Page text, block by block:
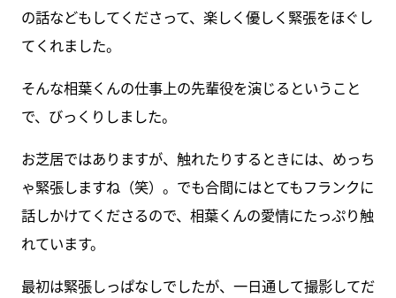
の話などもしてくださって、楽しく優しく緊張をほぐし
てくれました。
そんな相葉くんの仕事上の先輩役を演じるということ
で、びっくりしました。
お芝居ではありますが、触れたりするときには、めっち
ゃ緊張しますね（笑）。でも合間にはとてもフランクに
話しかけてくださるので、相葉くんの愛情にたっぷり触
れています。
最初は緊張しっぱなしでしたが、一日通して撮影してだ